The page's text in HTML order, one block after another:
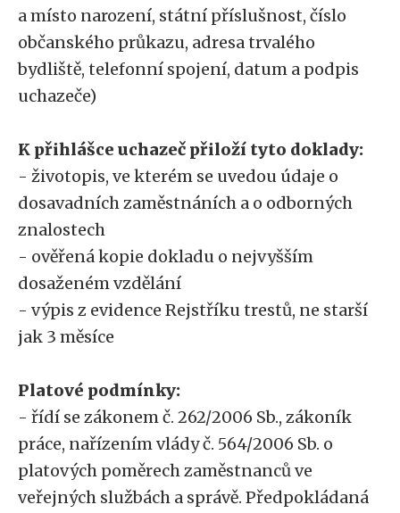
a místo narození, státní příslušnost, číslo
občanského průkazu, adresa trvalého
bydliště, telefonní spojení, datum a podpis
uchazeče)
K přihlášce uchazeč přiloží tyto doklady:
- životopis, ve kterém se uvedou údaje o
dosavadních zaměstnáních a o odborných
znalostech
- ověřená kopie dokladu o nejvyšším
dosaženém vzdělání
- výpis z evidence Rejstříku trestů, ne starší
jak 3 měsíce
Platové podmínky:
- řídí se zákonem č. 262/2006 Sb., zákoník
práce, nařízením vlády č. 564/2006 Sb. o
platových poměrech zaměstnanců ve
veřejných službách a správě. Předpokládaná